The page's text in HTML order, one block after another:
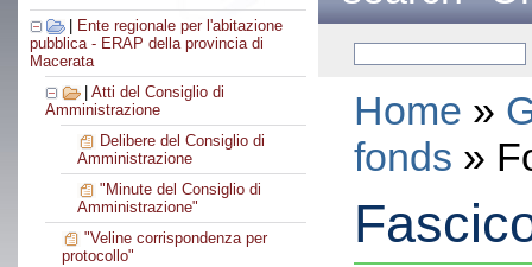
Ente regionale per l'abitazione
pubblica - ERAP della provincia di
Macerata
Atti del Consiglio di
Amministrazione
Delibere del Consiglio di
Amministrazione
"Minute del Consiglio di
Amministrazione"
"Veline corrispondenza per
protocollo"
Home »
fonds »